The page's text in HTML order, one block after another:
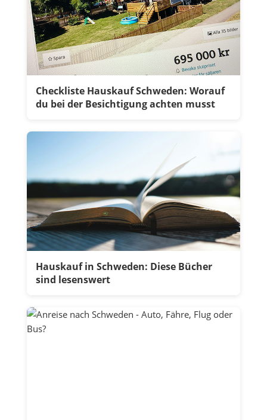
Checkliste Hauskauf Schweden: Worauf
du bei der Besichtigung achten musst
Hauskauf in Schweden: Diese Bücher
sind lesenswert